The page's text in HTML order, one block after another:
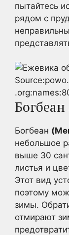
пытайтесь
рядом с
Богбеан
Богбеан
небольшое
выше 30
листья и
Этот вид
поэтому
зимы.
отмирают